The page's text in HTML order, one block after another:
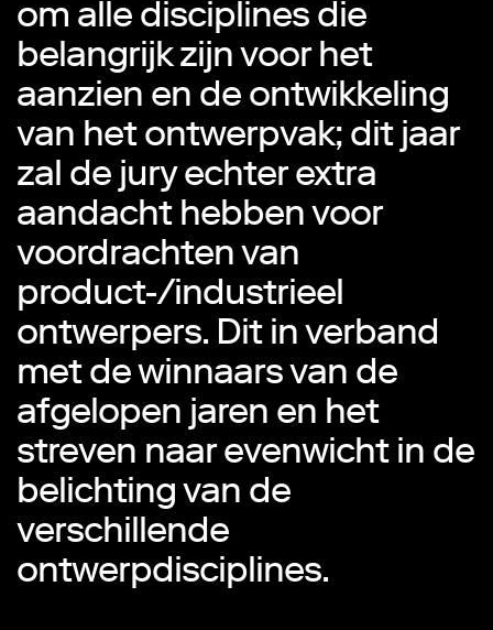
om alle disciplines die
belangrijk zijn voor het
aanzien en de ontwikkeling
van het ontwerpvak; dit jaar
zal de jury echter extra
aandacht hebben voor
voordrachten van
product-/industrieel
ontwerpers. Dit in verband
met de winnaars van de
afgelopen jaren en het
streven naar evenwicht in de
belichting van de
verschillende
ontwerpdisciplines.